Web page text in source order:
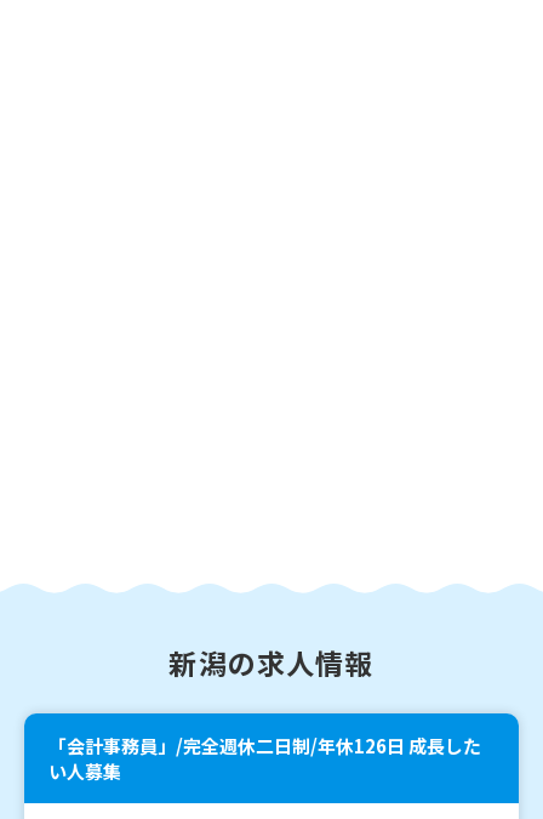
新潟の求人情報
「会計事務員」/完全週休二日制/年休126日 成長した
い人募集